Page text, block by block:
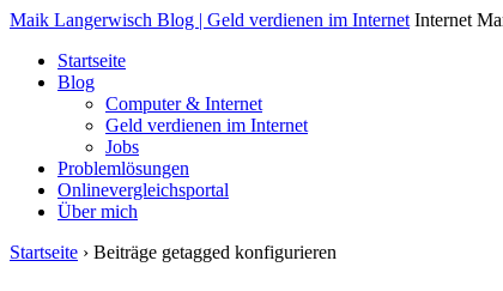
↓
Main
Maik Langerwisch Blog | Geld verdienen im Internet Internet
Startseite
Blog
Computer & Internet
Geld verdienen im Internet
Jobs
Problemlösungen
Onlinevergleichsportal
Über mich
Startseite › Beiträge getagged konfigurieren